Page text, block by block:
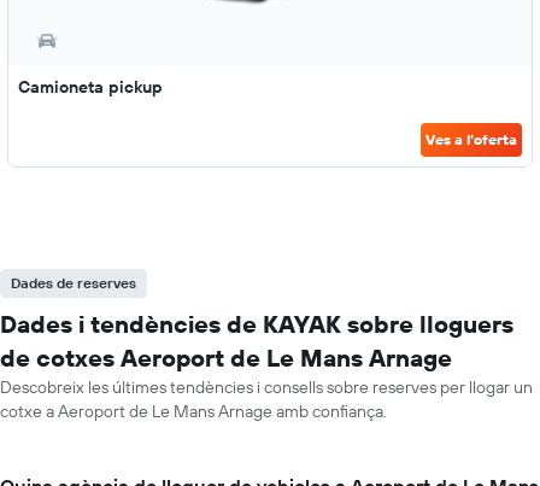
Camioneta pickup
Ves a l'oferta
Dades de reserves
Dades i tendències de KAYAK sobre lloguers
de cotxes Aeroport de Le Mans Arnage
Descobreix les últimes tendències i consells sobre reserves per llogar un
cotxe a Aeroport de Le Mans Arnage amb confiança.